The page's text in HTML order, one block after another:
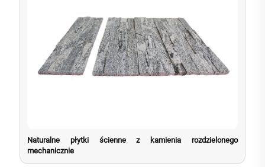
Naturalne płytki ścienne z kamienia rozdzielonego
mechanicznie